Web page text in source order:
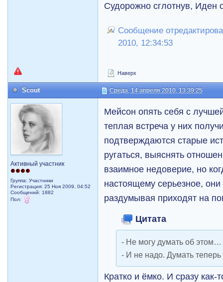
Судорожно сглотнув, Иден
Сообщение
2010, 12:34:53
Наверх
Scout Среда, 14 апреля 2010, 13:39:25
Активный участник
Группа: Участники
Регистрация: 25 Ноя 2009, 04:52
Сообщений: 1882
Пол:
Мейсон опять себя с
теплая встреча у них
подтверждаются старые
ругаться, выяснять
взаимное недоверие, но
настоящему серьезное,
раздумывая приходят на
Цитата
- Не могу думать об этом…
- И не надо. Думать теперь
Кратко и ёмко. И сразу как-